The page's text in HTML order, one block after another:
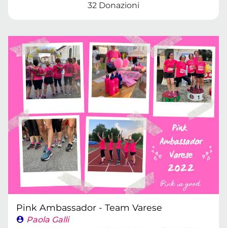
32 Donazioni
Pink Ambassador - Team Varese
Paola Galli